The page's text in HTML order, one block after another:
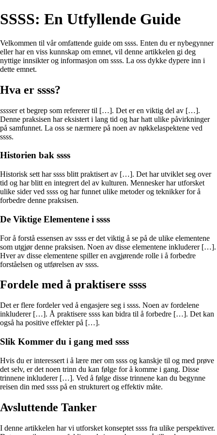
SSSS: En Utfyllende Guide
Velkommen til vår omfattende guide om ssss. Enten du er nybegynner
eller har en viss kunnskap om emnet, vil denne artikkelen gi deg
nyttige innsikter og informasjon om ssss. La oss dykke dypere inn i
dette emnet.
Hva er ssss?
sssser et begrep som refererer til […]. Det er en viktig del av […].
Denne praksisen har eksistert i lang tid og har hatt ulike påvirkninger
på samfunnet. La oss se nærmere på noen av nøkkelaspektene ved
ssss.
Historien bak ssss
Historisk sett har ssss blitt praktisert av […]. Det har utviklet seg over
tid og har blitt en integrert del av kulturen. Mennesker har utforsket
ulike sider ved ssss og har funnet ulike metoder og teknikker for å
forbedre denne praksisen.
De Viktige Elementene i ssss
For å forstå essensen av ssss er det viktig å se på de ulike elementene
som utgjør denne praksisen. Noen av disse elementene inkluderer […].
Hver av disse elementene spiller en avgjørende rolle i å forbedre
forståelsen og utførelsen av ssss.
Fordele med å praktisere ssss
Det er flere fordeler ved å engasjere seg i ssss. Noen av fordelene
inkluderer […]. Å praktisere ssss kan bidra til å forbedre […]. Det kan
også ha positive effekter på […].
Slik Kommer du i gang med ssss
Hvis du er interessert i å lære mer om ssss og kanskje til og med prøve
det selv, er det noen trinn du kan følge for å komme i gang. Disse
trinnene inkluderer […]. Ved å følge disse trinnene kan du begynne
reisen din med ssss på en strukturert og effektiv måte.
Avsluttende Tanker
I denne artikkelen har vi utforsket konseptet ssss fra ulike perspektiver.